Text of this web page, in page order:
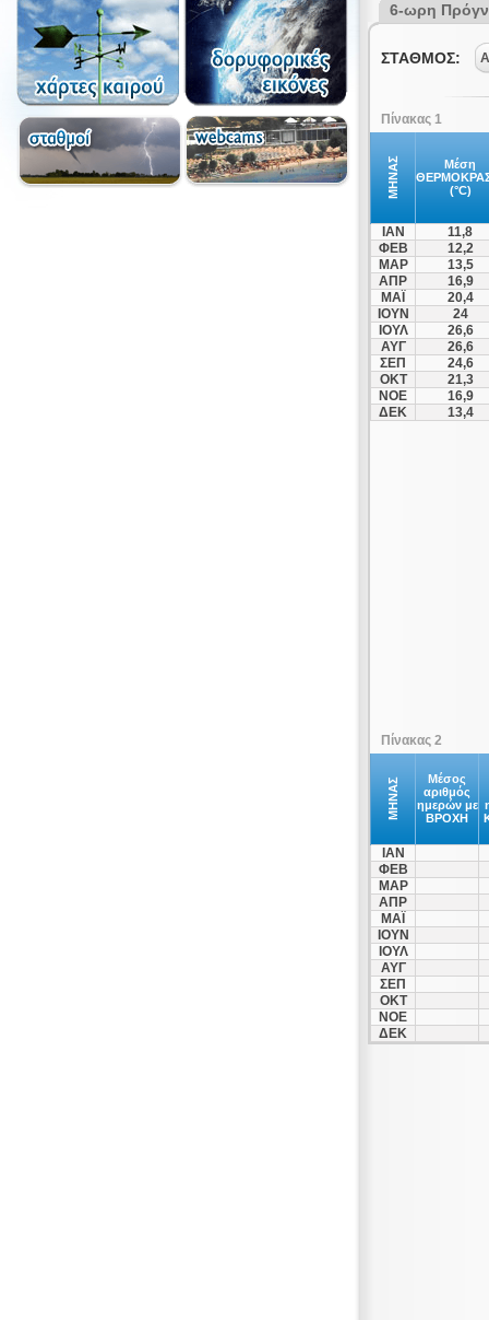
6-ωρη
ΣΤΑΘΜΟΣ:
Πίνακας 1
ΜΗΝΑΣ
Μέση
(°C)
ΙΑΝ
11,8
ΦΕΒ
12,2
ΜΑΡ
13,5
ΑΠΡ
16,9
ΜΑΪ
20,4
ΙΟΥΝ
24
ΙΟΥΛ
26,6
ΑΥΓ
26,6
ΣΕΠ
24,6
ΟΚΤ
21,3
ΝΟΕ
16,9
ΔΕΚ
13,4
Πίνακας 2
ΜΗΝΑΣ
Μέσος
αριθμός
ημερών με
ΒΡΟΧΗ
ΙΑΝ
ΦΕΒ
ΜΑΡ
ΑΠΡ
ΜΑΪ
ΙΟΥΝ
ΙΟΥΛ
ΑΥΓ
ΣΕΠ
ΟΚΤ
ΝΟΕ
ΔΕΚ